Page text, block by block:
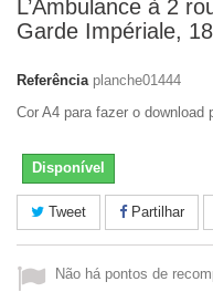
L’Ambulance à 2
Garde Impériale,
Referência planche01444
Cor A4 para fazer o download
Disponível
Tweet Partilhar
Não há pontos de